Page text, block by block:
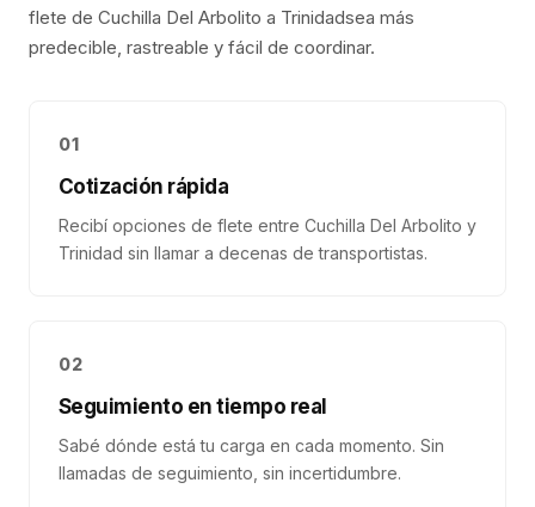
flete de Cuchilla Del Arbolito a Trinidadsea más
predecible, rastreable y fácil de coordinar.
01
Cotización rápida
Recibí opciones de flete entre Cuchilla Del Arbolito y
Trinidad sin llamar a decenas de transportistas.
02
Seguimiento en tiempo real
Sabé dónde está tu carga en cada momento. Sin
llamadas de seguimiento, sin incertidumbre.